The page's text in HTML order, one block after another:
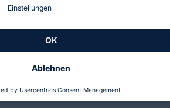
Rechtliches